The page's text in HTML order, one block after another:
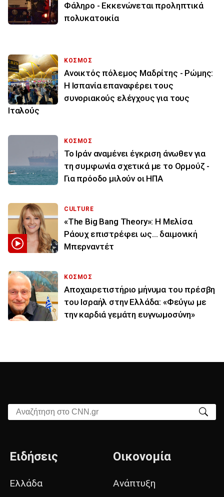
Φάληρο - Εκκενώνεται προληπτικά
πολυκατοικία
ΚΟΣΜΟΣ
Ανοικτός πόλεμος Μαδρίτης - Ρώμης:
Η Ισπανία επαναφέρει τους
συνοριακούς ελέγχους για τους
Ιταλούς
ΚΟΣΜΟΣ
Το Ιράν αναμένει έγκριση άνωθεν για
τη συμφωνία σχετικά με το Ορμούζ -
Για πρόοδο μιλούν οι ΗΠΑ
CULTURE
«The Big Bang Theory»: Η Μελίσα
Ράουχ επιστρέφει ως… δαιμονική
Μπερναντέτ
ΚΟΣΜΟΣ
Αποχαιρετιστήριο μήνυμα του πρέσβη
του Ισραήλ στην Ελλάδα: «Φεύγω με
την καρδιά γεμάτη ευγνωμοσύνη»
Αναζήτηση στο CNN.gr
Ειδήσεις
Ελλάδα
Οικονομία
Ανάπτυξη